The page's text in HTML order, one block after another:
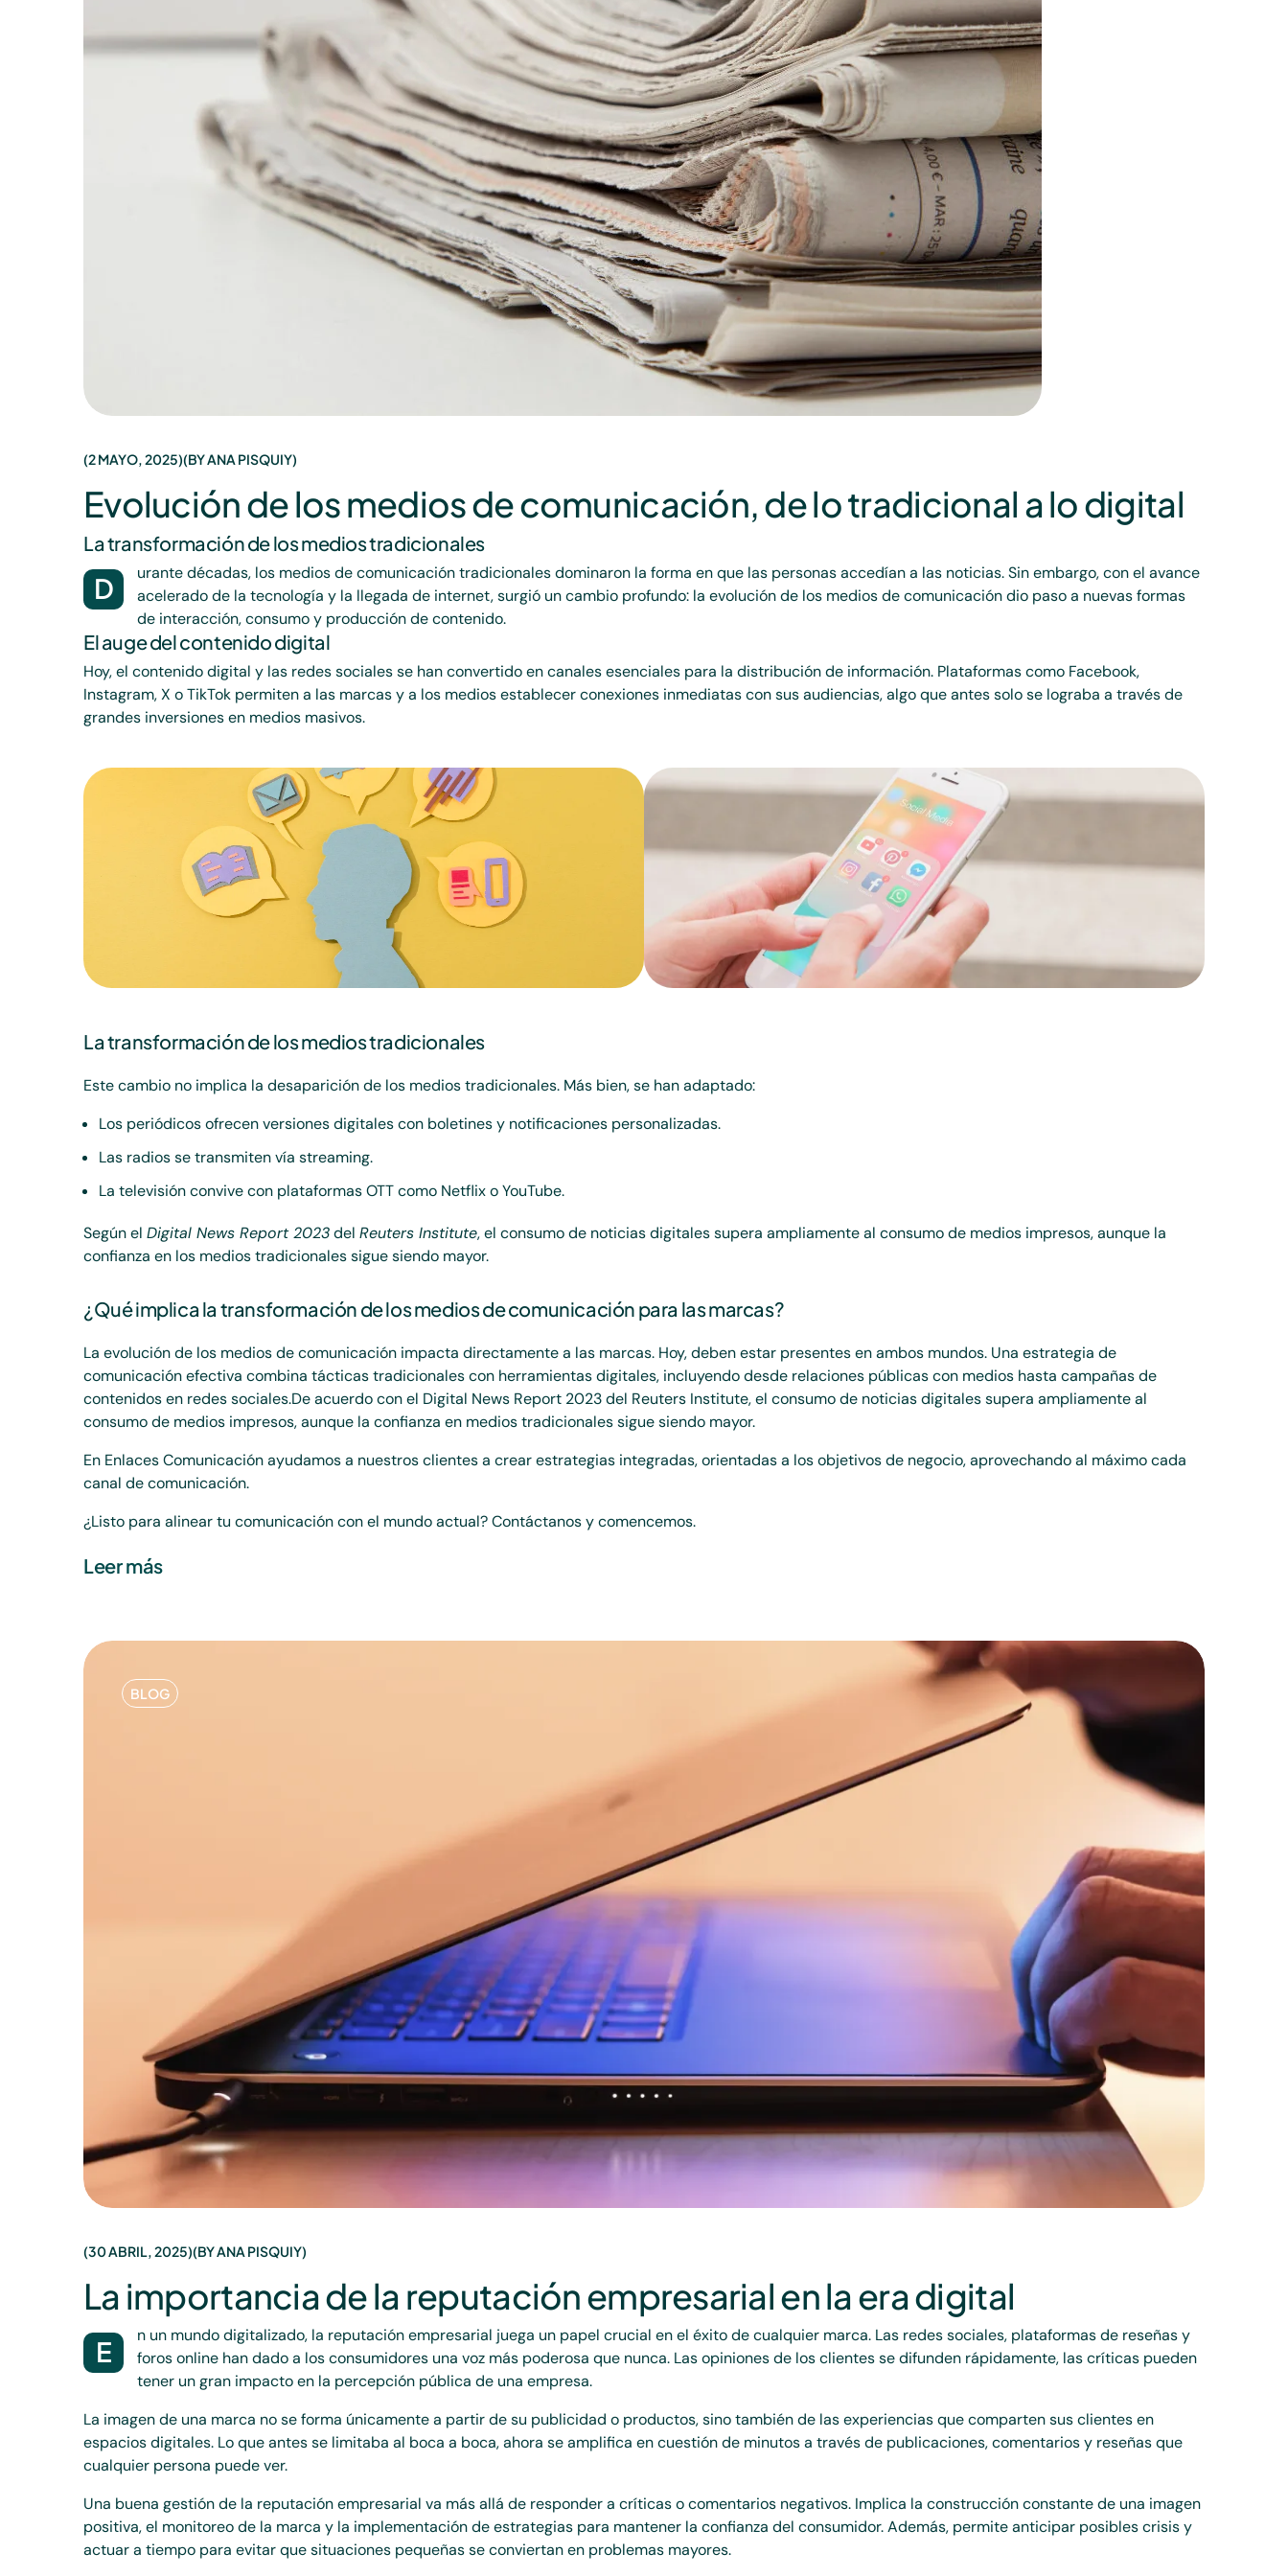
2 MAYO, 2025 BYANA PISQUIY
Evolución de los medios de comunicación, de lo tradicional a lo digital
La transformación de los medios tradicionales
D
urante décadas, los medios de comunicación tradicionales dominaron la forma en que las personas accedían a las noticias. Sin embargo, con el avance
acelerado de la tecnología y la llegada de internet, surgió un cambio profundo: la evolución de los medios de comunicación dio paso a nuevas formas
de interacción, consumo y producción de contenido.
El auge del contenido digital
Hoy, el contenido digital y las redes sociales se han convertido en canales esenciales para la distribución de información. Plataformas como Facebook,
Instagram, X o TikTok permiten a las marcas y a los medios establecer conexiones inmediatas con sus audiencias, algo que antes solo se lograba a través de
grandes inversiones en medios masivos.
La transformación de los medios tradicionales
Este cambio no implica la desaparición de los medios tradicionales. Más bien, se han adaptado:
Los periódicos ofrecen versiones digitales con boletines y notificaciones personalizadas.
Las radios se transmiten vía streaming.
La televisión convive con plataformas OTT como Netflix o YouTube.
Según el Digital News Report 2023del Reuters Institute, el consumo de noticias digitales supera ampliamente al consumo de medios impresos, aunque la
confianza en los medios tradicionales sigue siendo mayor.
¿Qué implica la transformación de los medios de comunicación para las marcas?
La evolución de los medios de comunicación impacta directamente a las marcas. Hoy, deben estar presentes en ambos mundos. Una estrategia de
comunicación efectiva combina tácticas tradicionales con herramientas digitales, incluyendo desde relaciones públicas con medios hasta campañas de
contenidos en redes sociales.De acuerdo con el Digital News Report 2023 del Reuters Institute, el consumo de noticias digitales supera ampliamente al
consumo de medios impresos, aunque la confianza en medios tradicionales sigue siendo mayor.
En Enlaces Comunicación ayudamos a nuestros clientes a crear estrategias integradas, orientadas a los objetivos de negocio, aprovechando al máximo cada
canal de comunicación.
¿Listo para alinear tu comunicación con el mundo actual? Contáctanos y comencemos.
Leer más
BLOG
30 ABRIL, 2025 BYANA PISQUIY
La importancia de la reputación empresarial en la era digital
E
n un mundo digitalizado, la reputación empresarial juega un papel crucial en el éxito de cualquier marca. Las redes sociales, plataformas de reseñas y
foros online han dado a los consumidores una voz más poderosa que nunca. Las opiniones de los clientes se difunden rápidamente, las críticas pueden
tener un gran impacto en la percepción pública de una empresa.
La imagen de una marca no se forma únicamente a partir de su publicidad o productos, sino también de las experiencias que comparten sus clientes en
espacios digitales. Lo que antes se limitaba al boca a boca, ahora se amplifica en cuestión de minutos a través de publicaciones, comentarios y reseñas que
cualquier persona puede ver.
Una buena gestión de la reputación empresarial va más allá de responder a críticas o comentarios negativos. Implica la construcción constante de una imagen
positiva, el monitoreo de la marca y la implementación de estrategias para mantener la confianza del consumidor. Además, permite anticipar posibles crisis y
actuar a tiempo para evitar que situaciones pequeñas se conviertan en problemas mayores.